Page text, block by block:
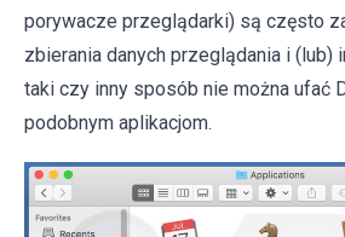
porywacze przeglądarki) są często
zbierania danych przeglądania i (lub)
taki czy inny sposób nie można ufać
podobnym aplikacjom.